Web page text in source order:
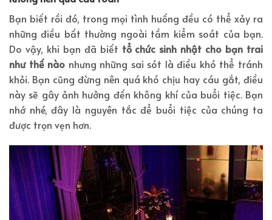
Bạn biết rồi đó, trong mọi tình huống đều có thể xảy ra
những điều bất thường ngoài tầm kiểm soát của bạn.
Do vậy, khi bạn đã biết tổ chức sinh nhật cho bạn trai
như thế nào nhưng những sai sót là điều khó thể tránh
khỏi. Bạn cũng đừng nên quá khó chịu hay cáu gắt, điều
này sẽ gây ảnh hưởng đến không khí của buổi tiệc. Bạn
nhớ nhé, đây là nguyên tắc để buổi tiệc của chúng ta
được trọn vẹn hơn.